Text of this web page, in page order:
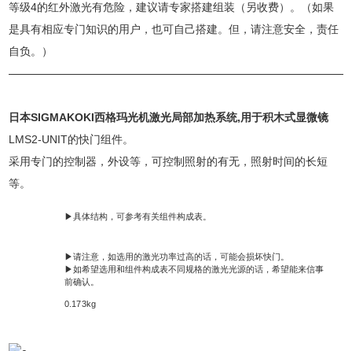
等级4的红外激光有危险，建议请专家搭建组装（另收费）。（如果
是具有相应专门知识的用户，也可自己搭建。但，请注意安全，责任
自负。）
日本SIGMAKOKI西格玛光机激光局部加热系统,用于积木式显微镜
LMS2-UNIT的快门组件。
采用专门的控制器，外设等，可控制照射的有无，照射时间的长短
等。
▶具体结构，可参考有关组件构成表。
▶请注意，如选用的激光功率过高的话，可能会损坏快门。
▶如希望选用和组件构成表不同规格的激光光源的话，希望能来信事
前确认。
0.173kg